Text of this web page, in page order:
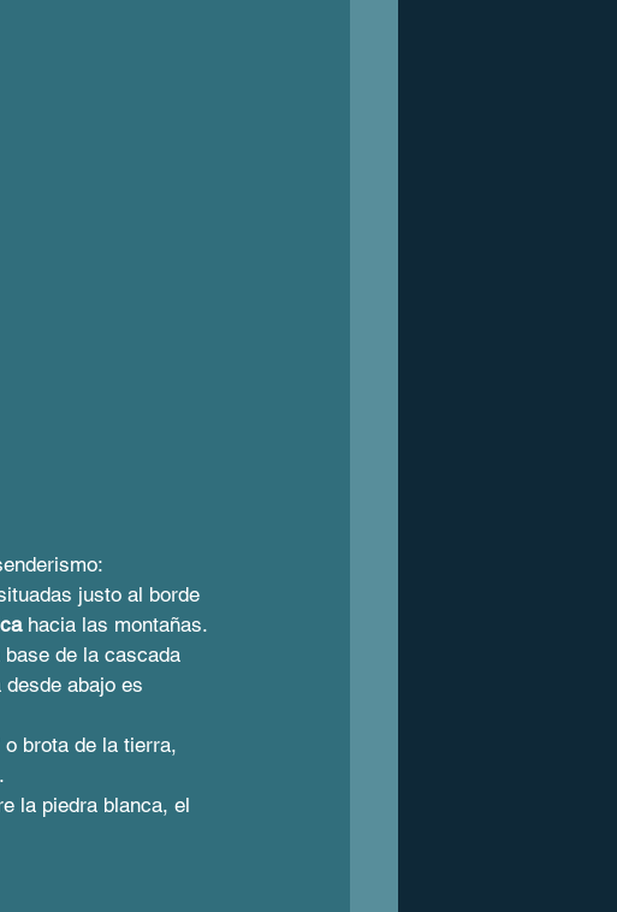
justo al borde
hacia las montañas.
de la cascada
abajo es
brota de la tierra,
la piedra blanca, el